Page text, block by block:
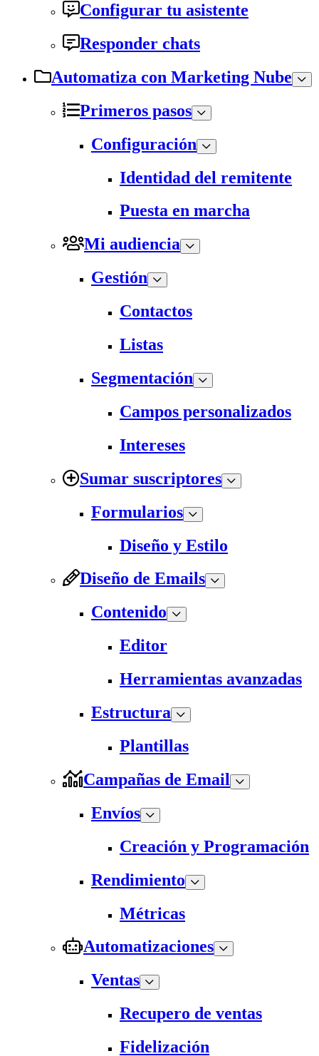
Configurar tu asistente
Responder chats
Automatiza con Marketing Nube
Primeros pasos
Configuración
Identidad del remitente
Puesta en marcha
Mi audiencia
Gestión
Contactos
Listas
Segmentación
Campos personalizados
Intereses
Sumar suscriptores
Formularios
Diseño y Estilo
Diseño de Emails
Contenido
Editor
Herramientas avanzadas
Estructura
Plantillas
Campañas de Email
Envíos
Creación y Programación
Rendimiento
Métricas
Automatizaciones
Ventas
Recupero de ventas
Fidelización